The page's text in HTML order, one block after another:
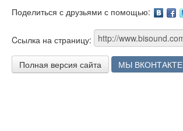
Поделиться с друзьями с помощью:
Cсылка на страницу:
Полная версия сайта МЫ ВКОНТАКТЕ